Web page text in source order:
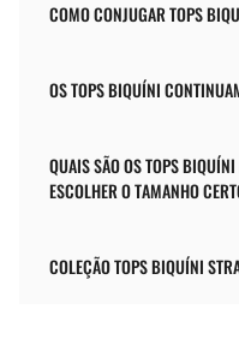
COMO CONJUGAR TOPS
OS TOPS BIQUÍNI
QUAIS SÃO OS TOPS
ESCOLHER O TAMANHO
COLEÇÃO TOPS BIQUÍNI